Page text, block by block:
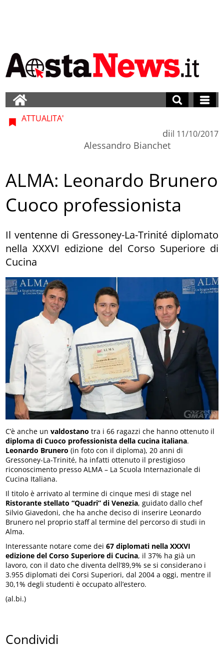
ATTUALITA'
di
Alessandro Bianchet
il 11/10/2017
ALMA: Leonardo Brunero
Cuoco professionista
Il ventenne di Gressoney-La-Trinité diplomato
nella XXXVI edizione del Corso Superiore di
Cucina
C’è anche unvaldostano tra i 66 ragazzi che hanno ottenuto il
diploma di Cuoco professionista della cucina italiana.
Leonardo Brunero (in foto con il diploma), 20 anni di
Gressoney-La-Trinité, ha infatti ottenuto il prestigioso
riconoscimento presso ALMA – La Scuola Internazionale di
Cucina Italiana.
Il titolo è arrivato al termine di cinque mesi di stage nel
Ristorante stellato “Quadri” di Venezia, guidato dallo chef
Silvio Giavedoni, che ha anche deciso di inserire Leonardo
Brunero nel proprio staff al termine del percorso di studi in
Alma.
Interessante notare come dei67 diplomati nella XXXVI
edizione del Corso Superiore di Cucina, il 37% ha già un
lavoro, con il dato che diventa dell’89,9% se si considerano i
3.955 diplomati dei Corsi Superiori, dal 2004 a oggi, mentre il
30,1% degli studenti è occupato all’estero.
(al.bi.)
Condividi